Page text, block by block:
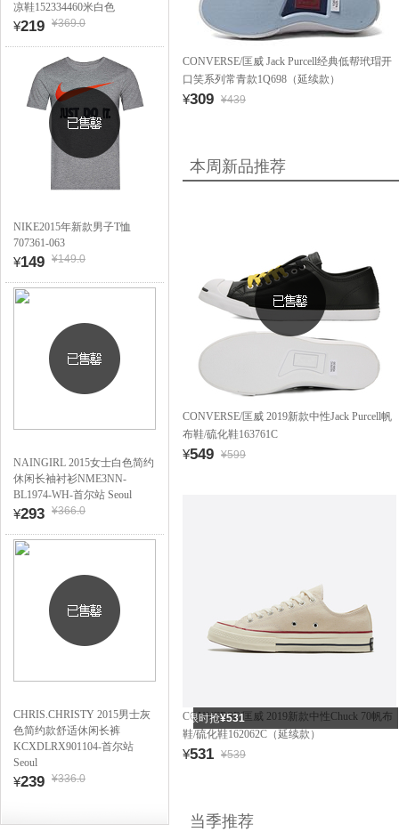
凉鞋152334460米白色
¥219 ¥369.0
NIKE2015年新款男子T恤
707361-063
¥149 ¥149.0
NAINGIRL 2015女士白色简约
休闲长袖衬衫NME3NN-
BL1974-WH-首尔站 Seoul
¥293 ¥366.0
CHRIS.CHRISTY 2015男士灰
色简约款舒适休闲长裤
KCXDLRX901104-首尔站
Seoul
¥239 ¥336.0
CONVERSE/匡威 Jack Purcell经典低帮玳瑁开
口笑系列常青款1Q698（延续款）
¥309 ¥439
本周新品推荐
CONVERSE/匡威 2019新款中性Jack Purcell帆
布鞋/硫化鞋163761C
¥549 ¥599
限时抢¥531
CONVERSE/匡威 2019新款中性Chuck 70帆布
鞋/硫化鞋162062C（延续款）
¥531 ¥539
当季推荐